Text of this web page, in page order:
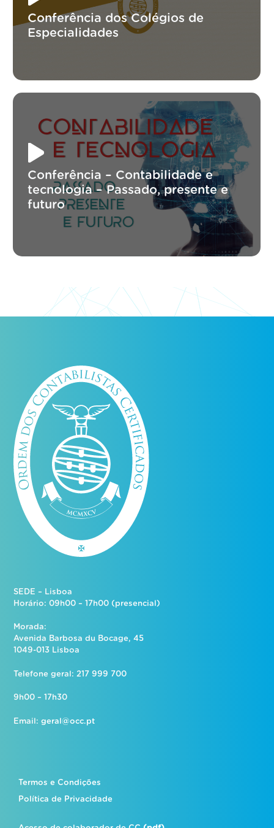
Conferência dos Colégios de
Especialidades
Conferência – Contabilidade e
tecnologia – Passado, presente e
futuro
SEDE – Lisboa
Horário: 09h00 – 17h00 (presencial)
Morada:
Avenida Barbosa du Bocage, 45
1049-013 Lisboa
Telefone geral: 217 999 700
9h00 – 17h30
Email:geral@occ.pt
Termos e Condições
Política de Privacidade